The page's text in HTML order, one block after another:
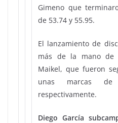
Gimeno que
de 53.74 y 55.95.
El lanzamiento de
más de la mano de
Maikel, que fueron
unas marcas
respectivamente.
Diego García